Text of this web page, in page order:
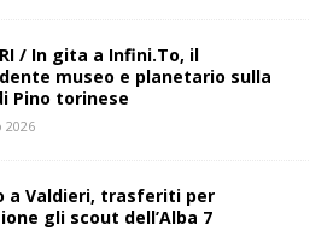
/ In gita a Infini.To, il
museo e planetario sulla
Pino torinese
2026
a Valdieri, trasferiti per
gli scout dell’Alba 7